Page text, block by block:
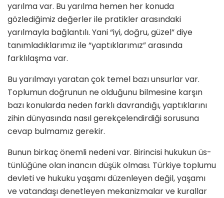
yarılma var. Bu yarılma hemen her konuda
gözlediğimiz değer­ler ile pratikler arasındaki
yarılmayla bağlantılı. Yani “iyi, doğru, güzel” diye
tanımladıklarımız ile “yaptıkla­rımız” arasında
farklılaşma var.
Bu yarılmayı yaratan çok temel bazı unsurlar var.
Top­lumun doğrunun ne olduğunu bilmesine karşın
bazı konularda neden farklı davrandığı, yaptıklarını
zihin dünyasında nasıl gerekçelendirdiği sorusuna
cevap bul­mamız gerekir.
Bunun birkaç önemli nedeni var. Birincisi hukukun üs­
tünlüğüne olan inancın düşük olması. Türkiye toplumu
devleti ve hukuku yaşamı düzenleyen değil, yaşamı
ve vatandaşı denetleyen mekanizmalar ve kurallar